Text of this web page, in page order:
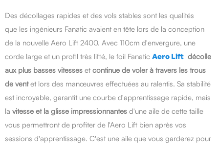
Des décollages rapides et des vols stables sont les qualités
que les ingénieurs Fanatic avaient en tête lors de la conception
de la nouvelle Aero Lift 2400. Avec 110cm d'envergure, une
corde large et un profil très lifté, le foil Fanatic Aero Lift décolle
aux plus basses vitesses et continue de voler à travers les trous
de ventet lors des manœuvres effectuées au ralentis. Sa stabilité
est incroyable, garantit une courbe d'apprentissage rapide, mais
la vitesse et la glisse impressionnantes d'une aile de cette taille
vous permettront de profiter de l'Aero Lift bien après vos
sessions d'apprentissage. C'est une aile que vous garderez pour